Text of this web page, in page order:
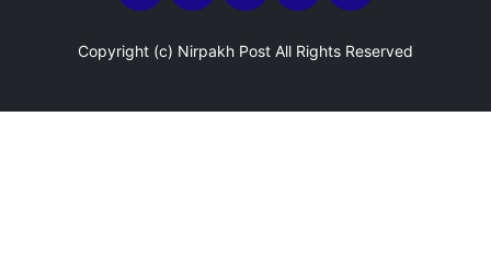
Copyright (c) Nirpakh Post All Rights Reserved